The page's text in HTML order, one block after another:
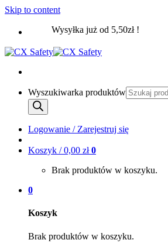
Skip to content
Wysyłka już od 5,50zł !
Wyszukiwarka produktów
Logowanie / Zarejestruj się
Koszyk /0,00 zł 0
Brak produktów w koszyku.
0
Koszyk
Brak produktów w koszyku.